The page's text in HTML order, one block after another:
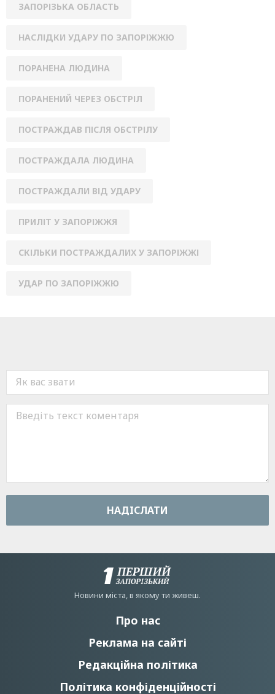
ЗАПОРІЗЬКА ОБЛАСТЬ
НАСЛІДКИ УДАРУ ПО ЗАПОРІЖЖЮ
ПОРАНЕНА ЛЮДИНА
ПОРАНЕНИЙ ЧЕРЕЗ ОБСТРІЛ
ПОСТРАЖДАВ ПІСЛЯ ОБСТРІЛУ
ПОСТРАЖДАЛА ЛЮДИНА
ПОСТРАЖДАЛИ ВІД УДАРУ
ПРИЛІТ У ЗАПОРІЖЖЯ
СКІЛЬКИ ПОСТРАЖДАЛИХ У ЗАПОРІЖЖІ
УДАР ПО ЗАПОРІЖЖЮ
НАДIСЛАТИ
Новини мiста, в якому ти живеш.
Про нас
Реклама на сайті
Редакційна політика
Політика конфіденційності